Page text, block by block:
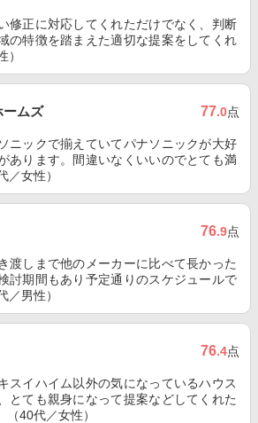
修正に対応してくれただけでなく、判断
の特徴を踏まえた適切な提案をしてくれ
）
ームズ 77.0点
ニックで揃えていてパナソニックが大好
あります。間違いなくいいのでとても満
／女性）
76.9点
渡しまで他のメーカーに比べて長かった
討期間もあり予定通りのスケジュールで
／男性）
76.4点
スイハイム以外の気になっているハウス
とても親身になって提案などしてくれた
40代／女性）